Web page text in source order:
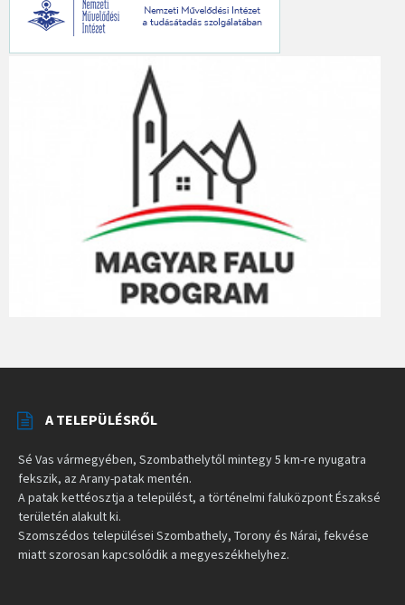
A TELEPÜLÉSRŐL
Sé Vas vármegyében, Szombathelytől mintegy 5 km-re nyugatra
fekszik, az Arany-patak mentén.
A patak kettéosztja a települést, a történelmi faluközpont Északsé
területén alakult ki.
Szomszédos települései Szombathely, Torony és Nárai, fekvése
miatt szorosan kapcsolódik a megyeszékhelyhez.